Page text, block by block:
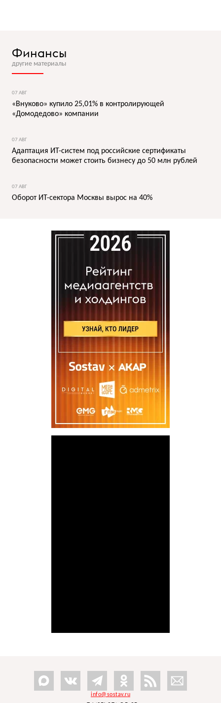
Финансы
другие материалы
07 АВГ
«Внуково» купило 25,01% в контролирующей
«Домодедово» компании
07 АВГ
Адаптация ИТ-систем под российские сертификаты
безопасности может стоить бизнесу до 50 млн рублей
07 АВГ
Оборот ИТ-сектора Москвы вырос на 40%
info@sostav.ru